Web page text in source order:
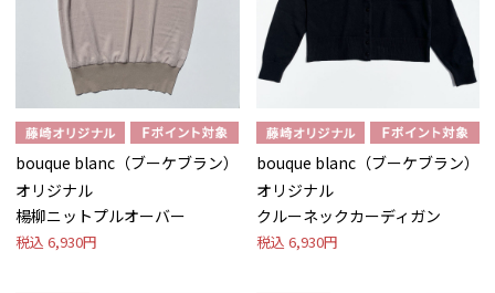
bouque blanc（ブーケブラン）
オリジナル
楊柳ニットプルオーバー
税込 6,930円
bouque blanc（ブーケブラン）
オリジナル
クルーネックカーディガン
税込 6,930円